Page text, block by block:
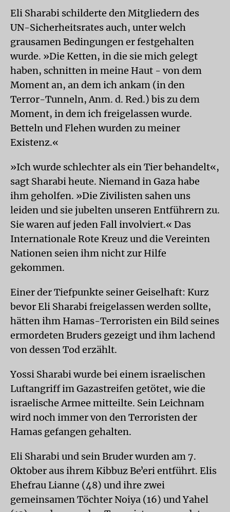
Eli Sharabi schilderte den Mitgliedern des
UN-Sicherheitsrates auch, unter welch
grausamen Bedingungen er festgehalten
wurde. »Die Ketten, in die sie mich gelegt
haben, schnitten in meine Haut - von dem
Moment an, an dem ich ankam (in den
Terror-Tunneln, Anm. d. Red.) bis zu dem
Moment, in dem ich freigelassen wurde.
Betteln und Flehen wurden zu meiner
Existenz.«
»Ich wurde schlechter als ein Tier behandelt«,
sagt Sharabi heute. Niemand in Gaza habe
ihm geholfen. »Die Zivilisten sahen uns
leiden und sie jubelten unseren Entführern zu.
Sie waren auf jeden Fall involviert.« Das
Internationale Rote Kreuz und die Vereinten
Nationen seien ihm nicht zur Hilfe
gekommen.
Einer der Tiefpunkte seiner Geiselhaft: Kurz
bevor Eli Sharabi freigelassen werden sollte,
hätten ihm Hamas-Terroristen ein Bild seines
ermordeten Bruders gezeigt und ihm lachend
von dessen Tod erzählt.
Yossi Sharabi wurde bei einem israelischen
Luftangriff im Gazastreifen getötet, wie die
israelische Armee mitteilte. Sein Leichnam
wird noch immer von den Terroristen der
Hamas gefangen gehalten.
Eli Sharabi und sein Bruder wurden am 7.
Oktober aus ihrem Kibbuz Beʼeri entführt. Elis
Ehefrau Lianne (48) und ihre zwei
gemeinsamen Töchter Noiya (16) und Yahel